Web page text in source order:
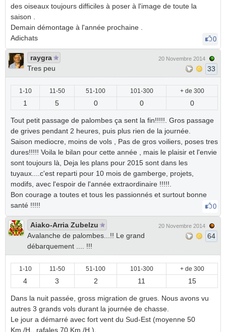
des oiseaux toujours difficiles à poser à l'image de toute la
saison .
Demain démontage à l'année prochaine .
Adichats
0
raygra
Tres peu
20 Novembre 2014
33
1-10 11-50 51-100 101-300 + de 300
1 5 0 0 0
Tout petit passage de palombes ça sent la fin!!!!!. Gros passage
de grives pendant 2 heures, puis plus rien de la journée.
Saison mediocre, moins de vols , Pas de gros voiliers, poses tres
dures!!!!! Voila le bilan pour cette année , mais le plaisir et l'envie
sont toujours là, Deja les plans pour 2015 sont dans les
tuyaux....c'est reparti pour 10 mois de gamberge, projets,
modifs, avec l'espoir de l'année extraordinaire !!!!!.
Bon courage a toutes et tous les passionnés et surtout bonne
santé !!!!!
0
Aiako-Arria Zubelzu
Avalanche de palombes...!! Le grand
débarquement .... !!!
20 Novembre 2014
64
1-10 11-50 51-100 101-300 + de 300
4 3 2 11 15
Dans la nuit passée, gross migration de grues. Nous avons vu
autres 3 grands vols durant la journée de chasse.
Le jour a démarré avec fort vent du Sud-Est (moyenne 50
Km./H., rafales 70 Km./H.).